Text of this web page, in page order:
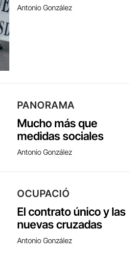
Antonio González
PANORAMA
Mucho más que
medidas sociales
Antonio González
OCUPACIÓ
El contrato único y las
nuevas cruzadas
Antonio González